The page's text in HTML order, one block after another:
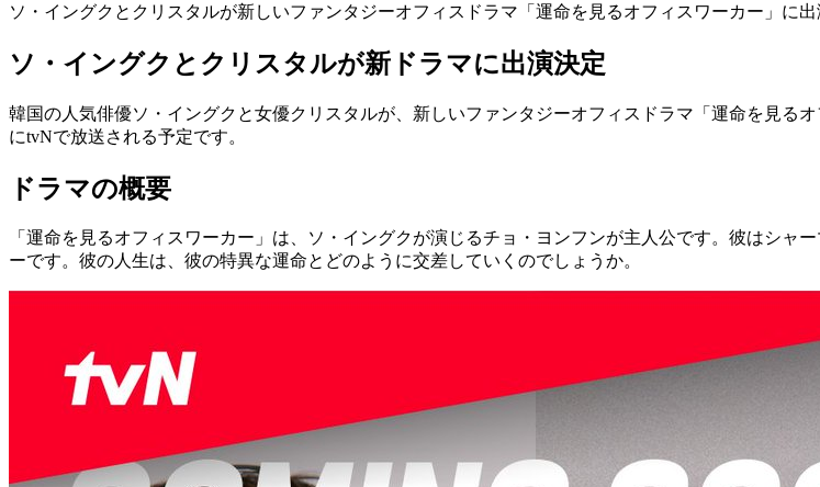
ソ・イングクとクリスタルが新しいファンタジーオフィスドラマ「運命を見るオフィスワーカー」に
ソ・イングクとクリスタルが新ドラマに出演決定
韓国の人気俳優ソ・イングクと女優クリスタルが、新しいファンタジーオフィスドラマ「運命を見る
にtvNで放送される予定です。
ドラマの概要
「運命を見るオフィスワーカー」は、ソ・イングクが演じるチョ・ヨンフンが主人公です。彼はシ
ーです。彼の人生は、彼の特異な運命とどのように交差していくのでしょうか。